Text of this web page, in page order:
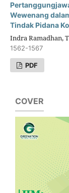
Wewenang
Tindak Pidana
Indra Ramadhan,
1562-1567
PDF
COVER